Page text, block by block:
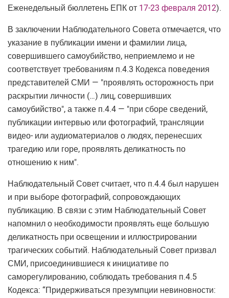
Еженедельный бюллетень ЕПК от 17-23 февраля 2012).
В заключении Наблюдательного Совета отмечается, что
указание в публикации имени и фамилии лица,
совершившего самоубийство, неприемлемо и не
соответствует требованиям п.4.3 Кодекса поведения
представителей СМИ — "проявлять осторожность при
раскрытии личности (…) лиц, совершивших
самоубийство", а также п.4.4 — "при сборе сведений,
публикации интервью или фотографий, трансляции
видео- или аудиоматериалов о людях, перенесших
трагедию или горе, проявлять деликатность по
отношению к ним".
Наблюдательный Совет считает, что п.4.4 был нарушен
и при выборе фотографий, сопровождающих
публикацию. В связи с этим Наблюдательный Совет
напомнил о необходимости проявлять еще большую
деликатность при освещении и иллюстрировании
трагических событий. Наблюдательный Совет призвал
СМИ, присоединившиеся к инициативе по
саморегулированию, соблюдать требования п.4.5
Кодекса: “Придерживаться презумпции невиновности: